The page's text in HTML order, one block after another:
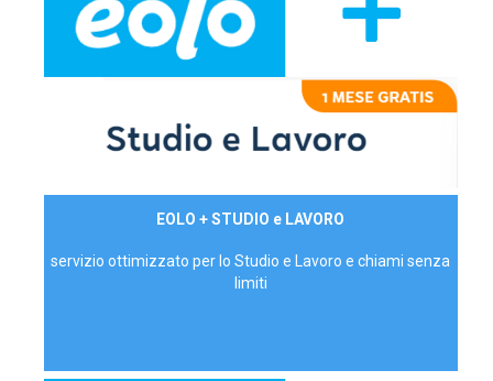
EOLO + STUDIO e LAVORO
servizio ottimizzato per lo Studio e Lavoro e chiami senza
limiti